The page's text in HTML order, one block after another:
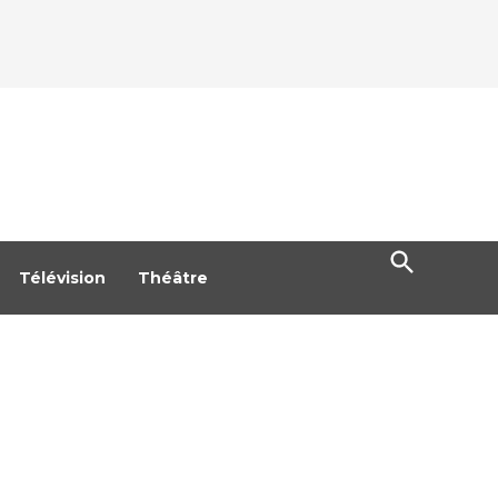
Télévision Théâtre
Open
Search